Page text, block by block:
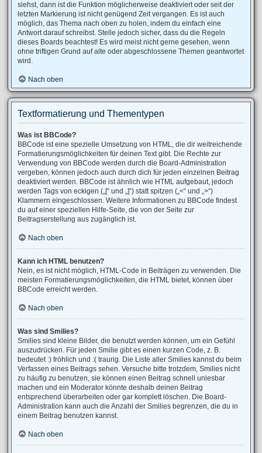
siehst, dann ist die Funktion möglicherweise deaktiviert oder seit der
letzten Markierung ist nicht genügend Zeit vergangen. Es ist auch
möglich, das Thema nach oben zu holen, indem du einfach eine
Antwort darauf schreibst. Stelle jedoch sicher, dass du die Regeln
dieses Boards beachtest! Es wird meist nicht gerne gesehen, wenn
ohne triftigen Grund auf alte oder abgeschlossene Themen geantwortet
wird.
Nach oben
Textformatierung und Thementypen
Was ist BBCode?
BBCode ist eine spezielle Umsetzung von HTML, die dir weitreichende
Formatierungsmöglichkeiten für deinen Text gibt. Die Rechte zur
Verwendung von BBCode werden durch die Board-Administration
vergeben, können jedoch auch durch dich für jeden einzelnen Beitrag
deaktiviert werden. BBCode ist ähnlich wie HTML aufgebaut, jedoch
werden Tags von eckigen („[“ und „]“) statt spitzen („<“ und „>“)
Klammern eingeschlossen. Weitere Informationen zu BBCode findest
du auf einer speziellen Hilfe-Seite, die von der Seite zur
Beitragserstellung aus zugänglich ist.
Nach oben
Kann ich HTML benutzen?
Nein, es ist nicht möglich, HTML-Code in Beiträgen zu verwenden. Die
meisten Formatierungsmöglichkeiten, die HTML bietet, können über
BBCode erreicht werden.
Nach oben
Was sind Smilies?
Smilies sind kleine Bilder, die benutzt werden können, um ein Gefühl
auszudrücken. Für jeden Smilie gibt es einen kurzen Code, z. B.
bedeutet :) fröhlich und :( traurig. Die Liste aller Smilies kannst du beim
Verfassen eines Beitrags sehen. Versuche bitte trotzdem, Smilies nicht
zu häufig zu benutzen, sie können einen Beitrag schnell unlesbar
machen und ein Moderator könnte deshalb deinen Beitrag
entsprechend überarbeiten oder gar komplett löschen. Die Board-
Administration kann auch die Anzahl der Smilies begrenzen, die du in
einem Beitrag benutzen kannst.
Nach oben